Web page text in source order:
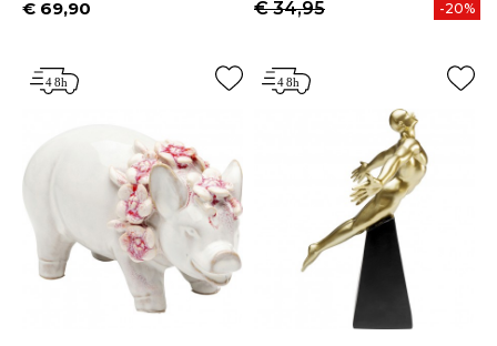
Prijs
€ 69,90
€ 34,95
-20%